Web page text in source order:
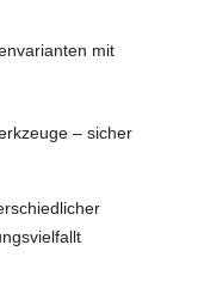
mit
– sicher